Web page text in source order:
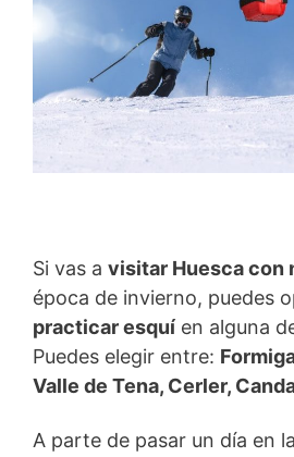
Si vas a visitar Huesca con
época de invierno, puedes
practicar esquí en alguna
Puedes elegir entre:
Valle de Tena, Cerler,
A parte de pasar un día en